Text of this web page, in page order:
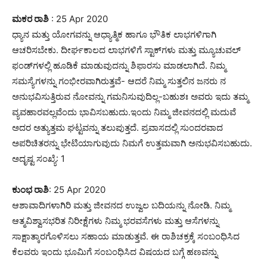
ಮಕರ ರಾಶಿ : 25 Apr 2020
ಧ್ಯಾನ ಮತ್ತು ಯೋಗವನ್ನು ಆಧ್ಯಾತ್ಮಿಕ ಹಾಗೂ ಭೌತಿಕ ಲಾಭಗಳಿಗಾಗಿ
ಆಚರಿಸಬೇಕು. ದೀರ್ಘಕಾಲದ ಲಾಭಗಳಿಗೆ ಸ್ಟಾಕ್‌ಗಳು ಮತ್ತು ಮ್ಯೂಚುವಲ್
ಫಂಡ್‌ಗಳಲ್ಲಿ ಹೂಡಿಕೆ ಮಾಡುವುದನ್ನು ಶಿಫಾರಸು ಮಾಡಲಾಗಿದೆ. ನಿಮ್ಮ
ಸಮಸ್ಯೆಗಳನ್ನು ಗಂಭೀರವಾಗಿರುತ್ತವೆ- ಆದರೆ ನಿಮ್ಮ ಸುತ್ತಲಿನ ಜನರು ನ
ಅನುಭವಿಸುತ್ತಿರುವ ನೋವನ್ನು ಗಮನಿಸುವುದಿಲ್ಲ-ಬಹುಶಃ ಅವರು ಇದು ತಮ್ಮ
ವ್ಯವಹಾರವಲ್ಲವೆಂದು ಭಾವಿಸಬಹುದು.ಇಂದು ನಿಮ್ಮ ಜೀವನದಲ್ಲಿ ಮದುವೆ
ಅದರ ಅತ್ಯುತ್ತಮ ಘಟ್ಟವನ್ನು ತಲುಪುತ್ತದೆ. ಪ್ರವಾಸದಲ್ಲಿ ಸುಂದರವಾದ
ಅಪರಿಚಿತರನ್ನು ಭೇಟಿಯಾಗುವುದು ನಿಮಗೆ ಉತ್ತಮವಾಗಿ ಅನುಭವಿಸಬಹುದು.
ಅದೃಷ್ಟ ಸಂಖ್ಯೆ: 1
ಕುಂಭ ರಾಶಿ: 25 Apr 2020
ಆಶಾವಾದಿಗಳಾಗಿರಿ ಮತ್ತು ಜೀವನದ ಉಜ್ವಲ ಬದಿಯನ್ನು ನೋಡಿ. ನಿಮ್ಮ
ಆತ್ಮವಿಶ್ವಾಸಭರಿತ ನಿರೀಕ್ಷೆಗಳು ನಿಮ್ಮ ಭರವಸೆಗಳು ಮತ್ತು ಆಸೆಗಳನ್ನು
ಸಾಕ್ಷಾತ್ಕಾರಗೊಳಿಸಲು ಸಹಾಯ ಮಾಡುತ್ತವೆ. ಈ ರಾಶಿಚಕ್ರಕ್ಕೆ ಸಂಬಂಧಿಸಿದ
ಕೆಲವರು ಇಂದು ಭೂಮಿಗೆ ಸಂಬಂಧಿಸಿದ ವಿಷಯದ ಬಗ್ಗೆ ಹಣವನ್ನು